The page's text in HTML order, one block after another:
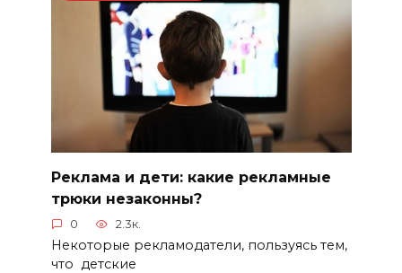
Реклама и дети: какие рекламные
трюки незаконны?
0 2.3к.
Некоторые рекламодатели, пользуясь тем,
что детские